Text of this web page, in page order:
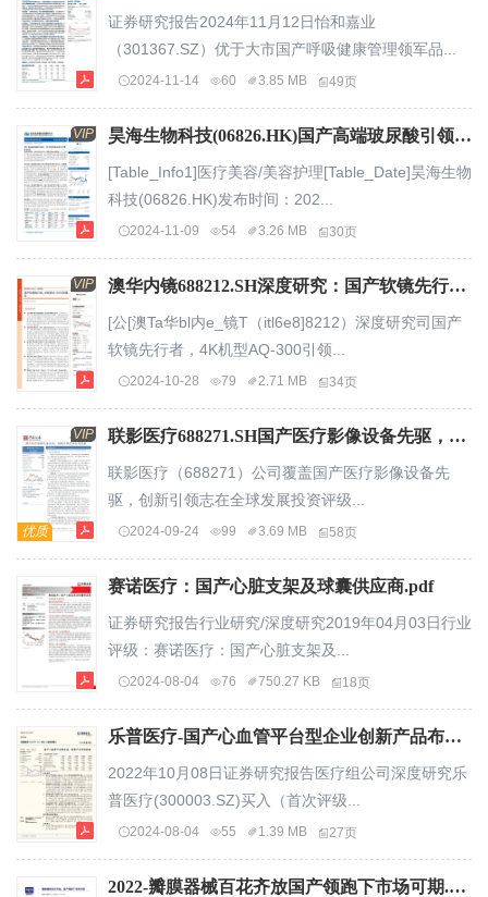
证券研究报告2024年11月12日怡和嘉业
（301367.SZ）优于大市国产呼吸健康管理领军品...
2024-11-14 60 3.85 MB 49页
VIP 昊海生物科技(06826.HK)国产高端玻尿酸引领者，研发创新铸就增长引擎.pdf
[Table_Info1]医疗美容/美容护理[Table_Date]昊海生物
科技(06826.HK)发布时间：202...
2024-11-09 54 3.26 MB 30页
VIP 澳华内镜688212.SH深度研究：国产软镜先行者，4K机型AQ300引领增长.pdf
[公[澳Ta华bl内e_镜T（itl6e8]8212）深度研究司国产
软镜先行者，4K机型AQ-300引领...
2024-10-28 79 2.71 MB 34页
优质
VIP 联影医疗688271.SH国产医疗影像设备先驱，创新引领志在全球发展【行行查-hanghangcha.com】.pdf
联影医疗（688271）公司覆盖国产医疗影像设备先
驱，创新引领志在全球发展投资评级...
2024-09-24 99 3.69 MB 58页
赛诺医疗：国产心脏支架及球囊供应商.pdf
证券研究报告行业研究/深度研究2019年04月03日行业
评级：赛诺医疗：国产心脏支架及...
2024-08-04 76 750.27 KB 18页
乐普医疗-国产心血管平台型企业创新产品布局加速-22100827页.pdf
2022年10月08日证券研究报告医疗组公司深度研究乐
普医疗(300003.SZ)买入（首次评级...
2024-08-04 55 1.39 MB 27页
2022-瓣膜器械百花齐放国产领跑下市场可期.pdf